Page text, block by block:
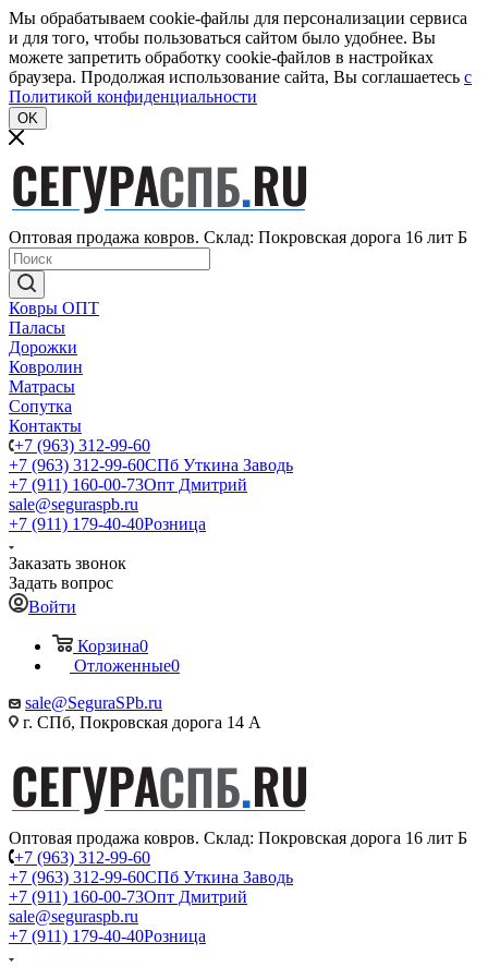
Мы обрабатываем cookie-файлы для персонализации сервиса
и для того, чтобы пользоваться сайтом было удобнее. Вы
можете запретить обработку cookie-файлов в настройках
браузера. Продолжая использование сайта, Вы соглашаетесь c
Политикой конфиденциальности
OK
Оптовая продажа ковров. Склад: Покровская дорога 16 лит Б
Ковры ОПТ
Паласы
Дорожки
Ковролин
Матрасы
Сопутка
Контакты
+7 (963) 312-99-60
+7 (963) 312-99-60СПб Уткина Заводь
+7 (911) 160-00-73Опт Дмитрий
sale@seguraspb.ru
+7 (911) 179-40-40Розница
Заказать звонок
Задать вопрос
Войти
Корзина0
Отложенные0
sale@SeguraSPb.ru
г. СПб, Покровская дорога 14 А
Оптовая продажа ковров. Склад: Покровская дорога 16 лит Б
+7 (963) 312-99-60
+7 (963) 312-99-60СПб Уткина Заводь
+7 (911) 160-00-73Опт Дмитрий
sale@seguraspb.ru
+7 (911) 179-40-40Розница